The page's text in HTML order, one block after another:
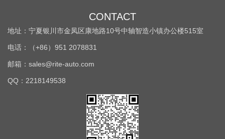
CONTACT
地址：宁夏银川市金凤区康地路10号中轴智造小镇办公楼515室
电话：（+86）951 2078831
邮箱：sales@rite-auto.com
QQ：2218149538